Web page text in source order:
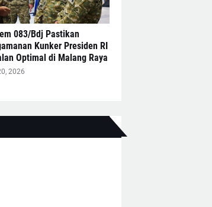
083/Bdj Pastikan
Kunker Presiden RI
Optimal di Malang Raya
2026